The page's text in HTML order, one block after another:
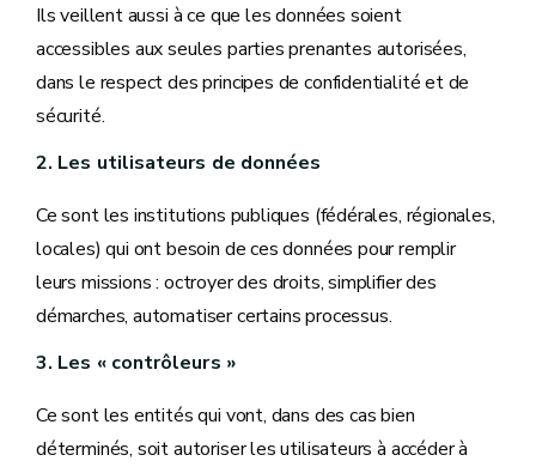
Ils veillent aussi à ce que les données soient
accessibles aux seules parties prenantes autorisées,
dans le respect des principes de confidentialité et de
sécurité.
2. Les utilisateurs de données
Ce sont les institutions publiques (fédérales, régionales,
locales) qui ont besoin de ces données pour remplir
leurs missions : octroyer des droits, simplifier des
démarches, automatiser certains processus.
3. Les « contrôleurs »
Ce sont les entités qui vont, dans des cas bien
déterminés, soit autoriser les utilisateurs à accéder à